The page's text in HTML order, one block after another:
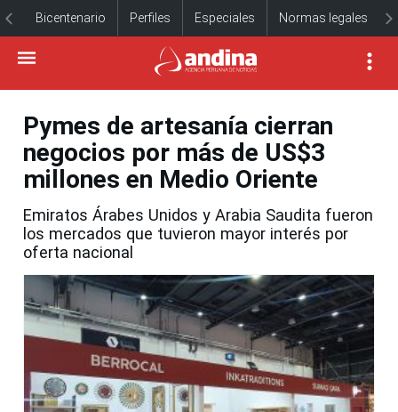
Bicentenario Perfiles Especiales Normas legales
Pymes de artesanía cierran
negocios por más de US$3
millones en Medio Oriente
Emiratos Árabes Unidos y Arabia Saudita fueron
los mercados que tuvieron mayor interés por
oferta nacional